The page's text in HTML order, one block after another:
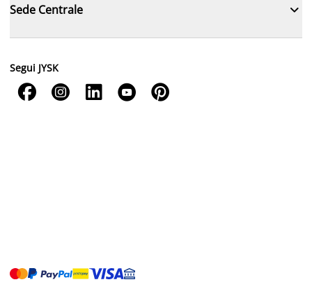
Sede Centrale 
Segui JYSK
    